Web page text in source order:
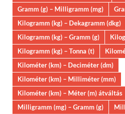
Gramm (g) – Milligramm (mg)
Kilogramm (kg) – Dekagramm (dkg)
Kilogramm (kg) – Gramm (g)
Kilogramm (kg) – Tonna (t)
Kilométer (km) – Deciméter (dm)
Kilométer (km) – Milliméter (mm)
Kilométer (km) – Méter (m) átváltás
Milligramm (mg) – Gramm (g)